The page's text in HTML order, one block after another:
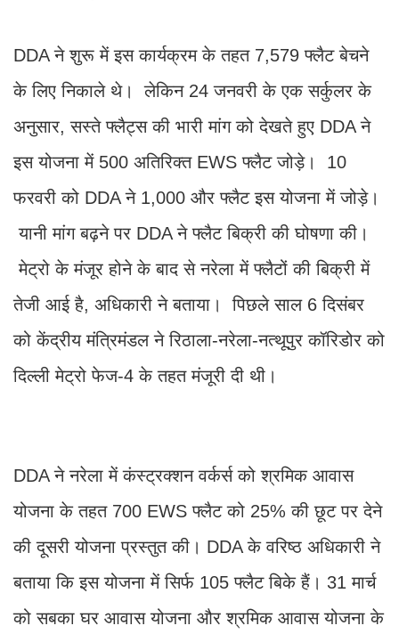
DDA ने शुरू में इस कार्यक्रम के तहत 7,579 फ्लैट बेचने
के लिए निकाले थे। लेकिन 24 जनवरी के एक सर्कुलर के
अनुसार, सस्ते फ्लैट्स की भारी मांग को देखते हुए DDA ने
इस योजना में 500 अतिरिक्त EWS फ्लैट जोड़े। 10
फरवरी को DDA ने 1,000 और फ्लैट इस योजना में जोड़े।
यानी मांग बढ़ने पर DDA ने फ्लैट बिक्री की घोषणा की।
मेट्रो के मंजूर होने के बाद से नरेला में फ्लैटों की बिक्री में
तेजी आई है, अधिकारी ने बताया। पिछले साल 6 दिसंबर
को केंद्रीय मंत्रिमंडल ने रिठाला-नरेला-नत्थूपुर कॉरिडोर को
दिल्ली मेट्रो फेज-4 के तहत मंजूरी दी थी।
DDA ने नरेला में कंस्ट्रक्शन वर्कर्स को श्रमिक आवास
योजना के तहत 700 EWS फ्लैट को 25% की छूट पर देने
की दूसरी योजना प्रस्तुत की। DDA के वरिष्ठ अधिकारी ने
बताया कि इस योजना में सिर्फ 105 फ्लैट बिके हैं। 31 मार्च
को सबका घर आवास योजना और श्रमिक आवास योजना के